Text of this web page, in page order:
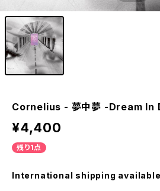
Cornelius - 夢中夢 -Dream In
¥4,400
残り1点
International shipping available